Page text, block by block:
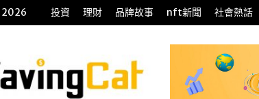
2026 投資 理財 品牌故事 nft新聞 社會熱話